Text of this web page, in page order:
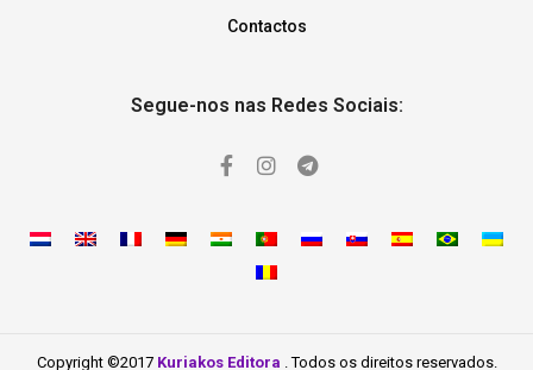
Contactos
Segue-nos nas Redes Sociais:
Copyright ©2017 Kuriakos Editora . Todos os direitos reservados.